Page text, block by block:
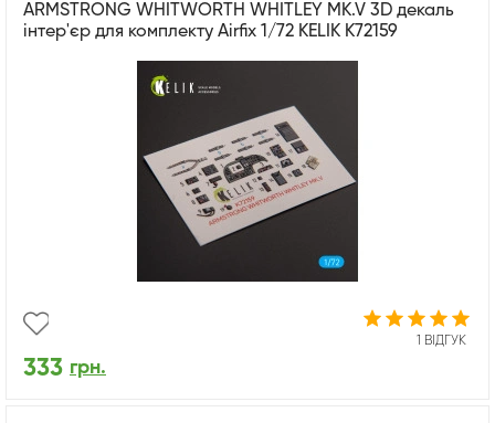
ARMSTRONG WHITWORTH WHITLEY MK.V 3D декаль
інтер'єр для комплекту Airfix 1/72 KELIK K72159
1 ВІДГУК
333 грн.